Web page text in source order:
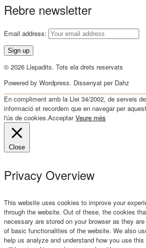
Rebre newsletter
Email address:
© 2026 Llepadits. Tots ela drets reservats
Powered by Wordpress. Dissenyat per Dahz
En compliment amb la Llei 34/2002, de serveis
informació et recordem que en navegar per
l'ús de cookies.Acceptar Veure més
Close
Privacy Overview
This website uses cookies to improve your
through the website. Out of these, the cookies
necessary are stored on your browser as they
of basic functionalities of the website. We also
help us analyze and understand how you use